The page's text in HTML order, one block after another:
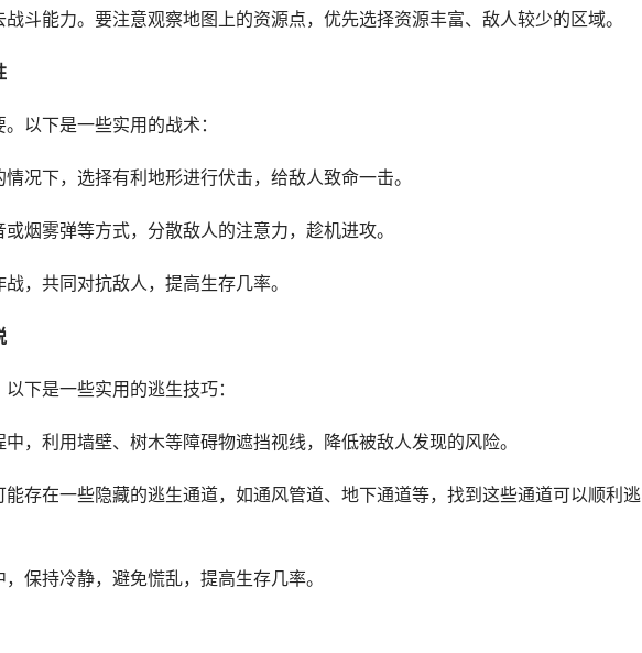
斗能力。要注意观察地图上的资源点，优先选择资源丰富、敌人较少的区域。
以下是一些实用的战术：
况下，选择有利地形进行伏击，给敌人致命一击。
烟雾弹等方式，分散敌人的注意力，趁机进攻。
，共同对抗敌人，提高生存几率。
下是一些实用的逃生技巧：
，利用墙壁、树木等障碍物遮挡视线，降低被敌人发现的风险。
存在一些隐藏的逃生通道，如通风管道、地下通道等，找到这些通道可以顺利逃
保持冷静，避免慌乱，提高生存几率。